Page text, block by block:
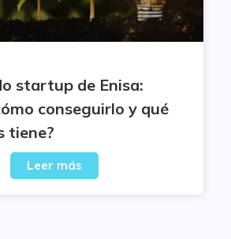
startup de Enisa:
conseguirlo y qué
tiene?
Leer más